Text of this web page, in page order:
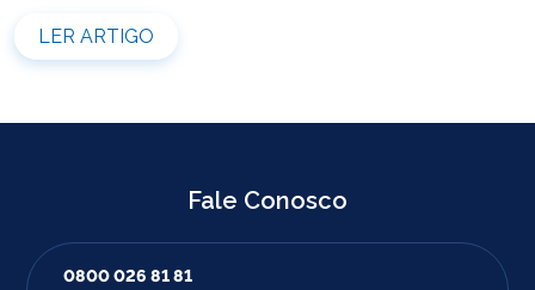
realizar novas simulações ou contratar empréstimos
pelos canais disponibilizados pela CBS Previdência.
Recomendamos que os participantes que […]
LER ARTIGO
Fale Conosco
0800 026 81 81